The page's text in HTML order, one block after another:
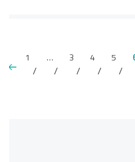
1 … 3 4 5